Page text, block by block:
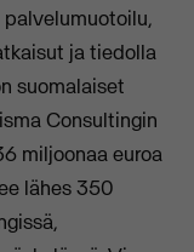
ja tiedolla
suomalaiset
Consultingin
miljoonaa euroa
lähes 350